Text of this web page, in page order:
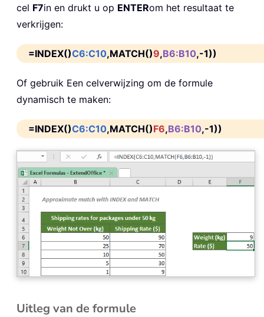
cel F7in en drukt u op ENTERom het resultaat te
verkrijgen:
=INDEX()C6:C10,MATCH()9,B6:B10,-1))
Of gebruik Een celverwijzing om de formule
dynamisch te maken:
=INDEX()C6:C10,MATCH()F6,B6:B10,-1))
Uitleg van de formule